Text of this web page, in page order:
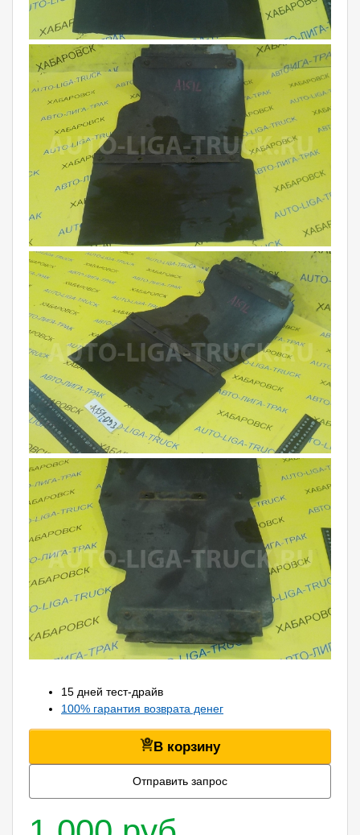
15 дней тест-драйв
100% гарантия возврата денег
В корзину
Отправить запрос